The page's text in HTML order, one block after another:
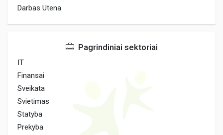
Darbas Utena
Pagrindiniai sektoriai
IT
Finansai
Sveikata
Svietimas
Statyba
Prekyba